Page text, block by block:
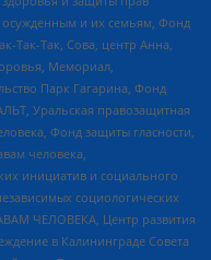
и их семьям, Фонд
Так-Так, Сова, центр Анна,
Мемориал,
Парк Гагарина, Фонд
Уральская правозащитная
Фонд защиты гласности,
человека,
инициатив и социального
социологических
ЧЕЛОВЕКА, Центр развития
в Калининграде Совета